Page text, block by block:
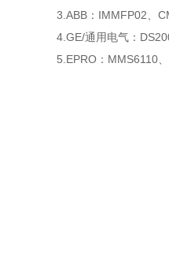
3.ABB：IMMFP02、
4.GE/通用电气：
5.EPRO：MMS6110